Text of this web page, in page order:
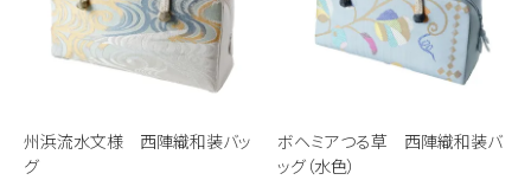
州浜流水文様 西陣織和装バッ
グ
ボヘミアつる草 西陣織和装バ
ッグ（水色）